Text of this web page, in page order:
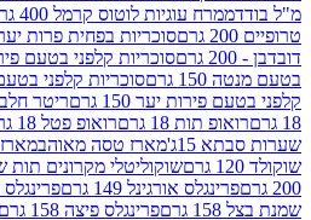
עוגיות לוטוס קרמל 400 גרם
סוכריות
סוכריות בפחית פרות יער - 175 גרם
סוכריות קלפני בטעם פירות 150 גרם
סוכריות קלפני בטעם דובדבן 150 גרם
יער 150 גרם
ריטר חלב פיסטוק 100 גרם
תות 18 גרם
רואופ פטל 18 גרם
סוכ' צמר
מארז טסה מאוהב מארז טסה
שוקוליטלי מקרונים תות שדה 90 גרם
אורגינל 149 גרם
פרינגלס ברביקיו 158 גרם
פרינגלס פיצה 158 גרם
בצקניות